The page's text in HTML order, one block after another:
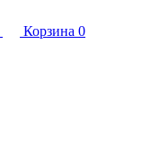
Корзина 0